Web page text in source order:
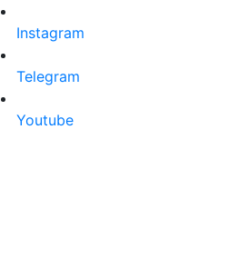
Instagram
Telegram
Youtube